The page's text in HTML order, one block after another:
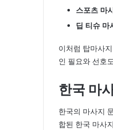
스포츠 마
딥 티슈 마
이처럼 탑마사
인 필요와 선호
한국 마
한국의 마사지
합된 한국 마사